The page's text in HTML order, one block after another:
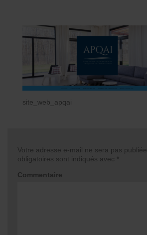
site_web_apqai
Votre adresse e-mail ne sera pas publiée.
obligatoires sont indiqués avec *
Commentaire